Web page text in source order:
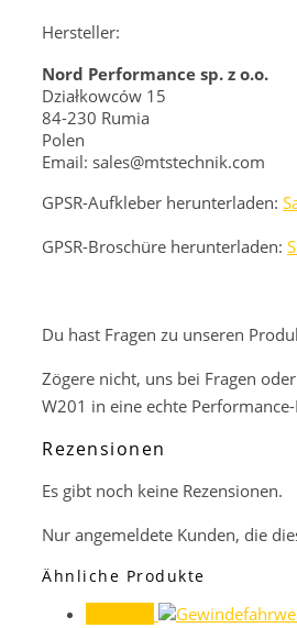
Hersteller:
Nord Performance sp. z o.o.
Działkowców 15
84-230 Rumia
Polen
Email: sales@mtstechnik.com
GPSR-Aufkleber herunterladen:
GPSR-Broschüre herunterladen:
Du hast Fragen zu unseren
Zögere nicht, uns bei Fragen
W201 in eine echte
Rezensionen
Es gibt noch keine Rezensionen.
Nur angemeldete Kunden, die
Ähnliche Produkte